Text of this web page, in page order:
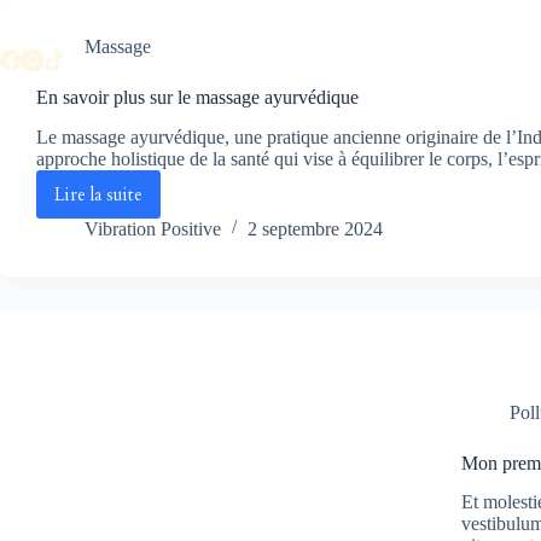
contenu
Massage
En savoir plus sur le massage ayurvédique
Le massage ayurvédique, une pratique ancienne originaire de
approche holistique de la santé qui vise à équilibrer le corps,
Lire la suite
En
savoir
Vibration Positive 2 septembre 2024
Mon
Et